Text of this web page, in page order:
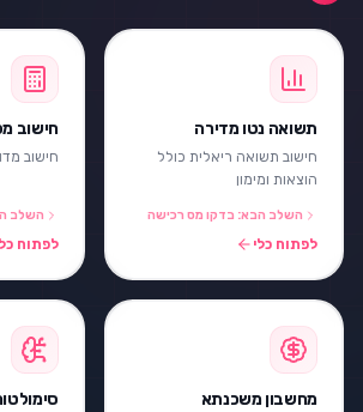
תשואה נטו מדירה
חישוב תשואה ריאלית כולל
הוצאות ומימון
השלב הבא: בדקו מס רכישה
לפתוח כלי
חישוב
חישוב
השלב
לפתוח
מחשבון משכנתא